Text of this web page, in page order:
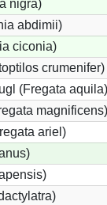
nigra)
abdimii)
ciconia)
crumenifer)
(Fregata aquila)
magnificens)
ariel)